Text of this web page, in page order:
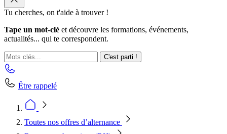
Tu cherches, on t'aide à trouver !
Tape un mot-clé et découvre les formations, événements,
actualités... qui te correspondent.
C'est parti !
Être rappelé
Toutes nos offres d’alternance